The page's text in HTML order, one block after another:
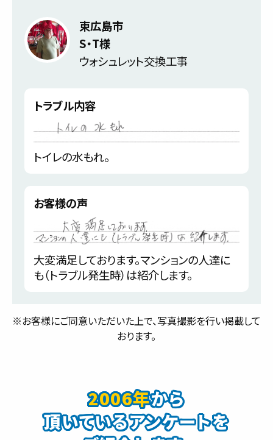
東広島市
S・T様
ウォシュレット交換工事
トラブル内容
トイレの水もれ。
お客様の声
大変満足しております。マンションの人達に
も（トラブル発生時）は紹介します。
※お客様にご同意いただいた上で、写真撮影を行い掲載して
おります。
2006年から
頂いているアンケートを